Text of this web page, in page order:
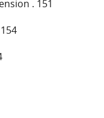
. 151